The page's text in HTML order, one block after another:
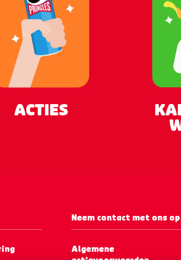
ACTIES
Neem contact met ons op
Algemene